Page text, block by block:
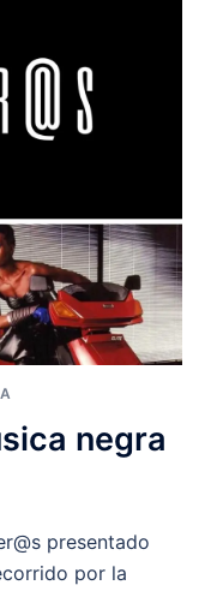
negra
presentado
por la